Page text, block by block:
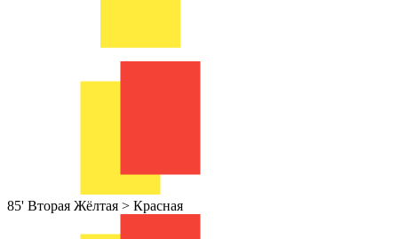
85' Вторая Жёлтая > Красная